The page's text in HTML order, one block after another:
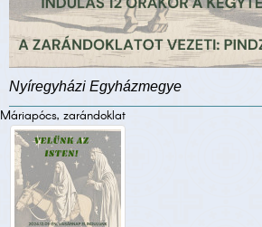
Nyíregyházi Egyházmegye
Máriapócs, zarándoklat